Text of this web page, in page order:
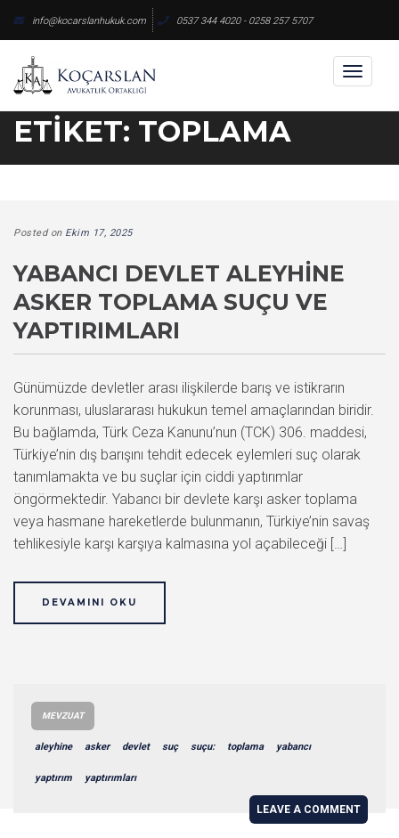
content
info@kocarslanhukuk.com 0537 344 4020 - 0258 257 5707
Toggle
ETIKET: TOPLAMA
Posted on Ekim 17, 2025
YABANCI DEVLET ALEYHINE
ASKER TOPLAMA SUÇU VE
YAPTIRIMLARI
Günümüzde devletler arası ilişkilerde barış ve istikrarın
korunması, uluslararası hukukun temel amaçlarından biridir.
Bu bağlamda, Türk Ceza Kanunu’nun (TCK) 306. maddesi,
Türkiye’nin dış barışını tehdit edecek eylemleri suç olarak
tanımlamakta ve bu suçlar için ciddi yaptırımlar
öngörmektedir. Yabancı bir devlete karşı asker toplama
veya hasmane hareketlerde bulunmanın, Türkiye’nin savaş
tehlikesiyle karşı karşıya kalmasına yol açabileceği […]
DEVAMINI OKU
MEVZUAT
aleyhine asker devlet suç suçu: toplama yabancı
yaptırım yaptırımları
LEAVE A COMMENT